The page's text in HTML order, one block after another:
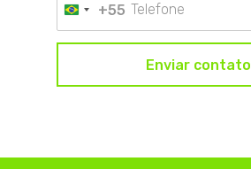
+55
Enviar contato